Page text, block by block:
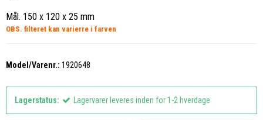
Mål. 150 x 120 x 25 mm
OBS. filteret kan varierre i farven
Model/Varenr.: 1920648
Lagerstatus: Lagervarer leveres inden for 1-2 hverdage